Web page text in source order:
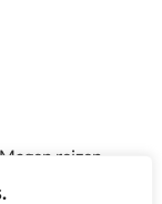
reizen.
in Maßen zu